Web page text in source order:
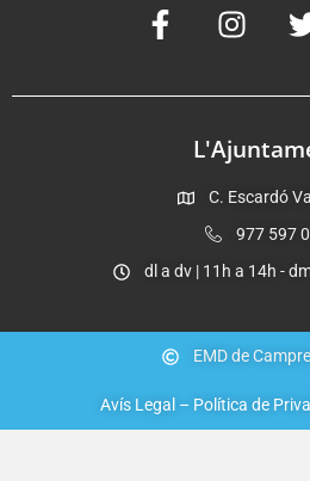
C. Escardó
977 597
dl a dv | 11h a 14h -
EMD de
Avís Legal – Política de